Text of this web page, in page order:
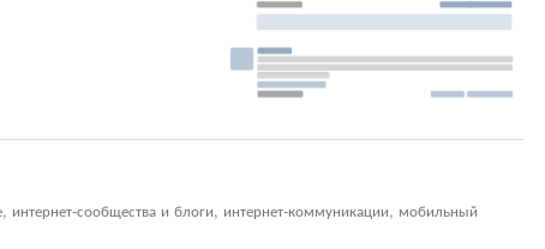
сообщества и блоги, интернет-коммуникации, мобильный